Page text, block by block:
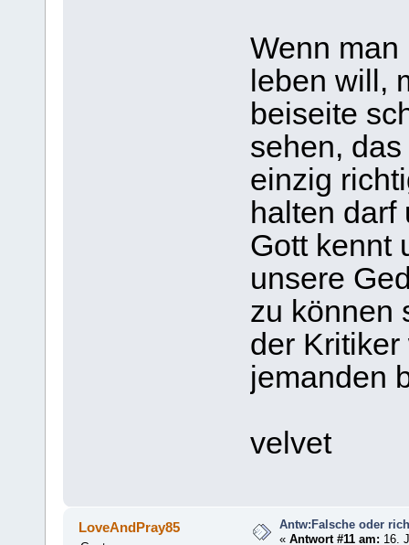
Wenn
leben will,
beiseite
sehen,
einzig
halten
Gott kennt
unsere
zu können
der
jemanden
velvet
LoveAndPray85
Antw:Falsche oder
«Antwort #11 am: 16.